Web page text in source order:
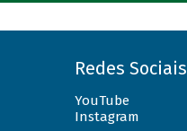
Redes Sociais
YouTube
Instagram